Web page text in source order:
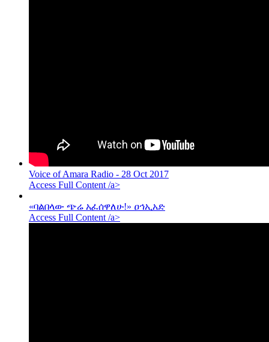
Voice of Amara Radio - 28 Oct 2017
Access Full Content /a>
«ባልበላው ጭሬ አፈሰዋለሁ!» ዐኅኢአድ
Access Full Content /a>